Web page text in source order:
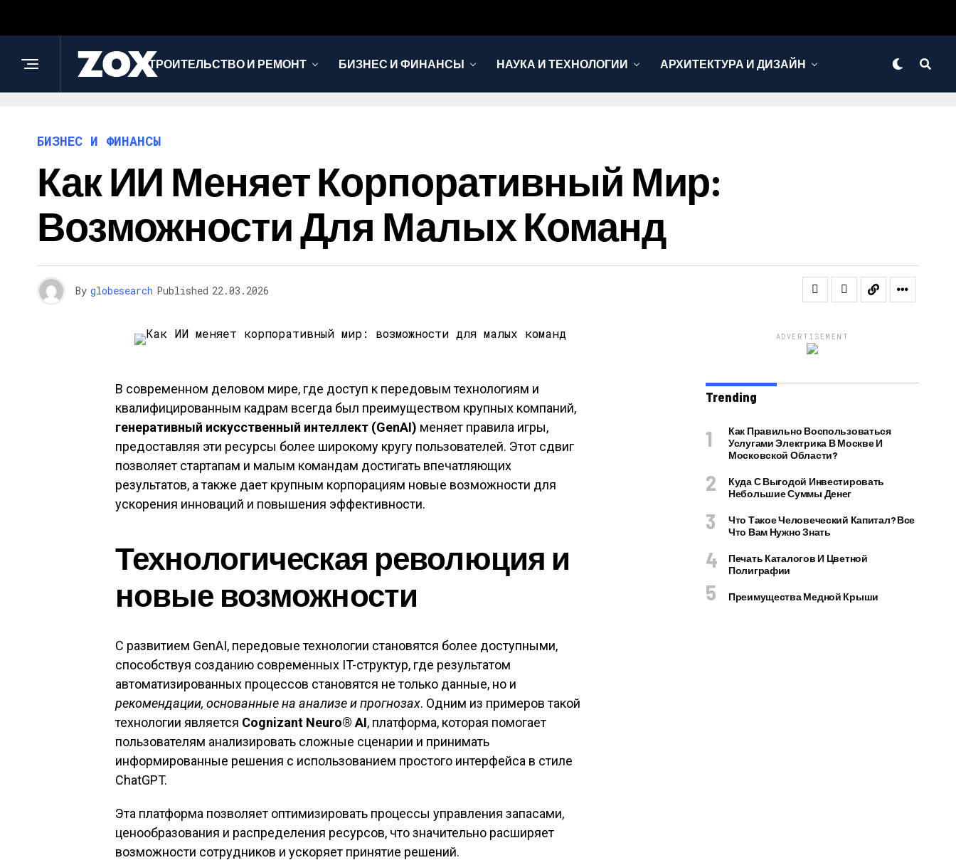
СТРОИТЕЛЬСТВО И РЕМОНТ БИЗНЕС И ФИНАНСЫ НАУКА И ТЕХНОЛОГИИ АРХИТЕКТУРА И ДИЗАЙН
БИЗНЕС И ФИНАНСЫ
Как ИИ Меняет Корпоративный Мир:
Возможности Для Малых Команд
By globesearch Published 22.03.2026
В современном деловом мире, где доступ к передовым технологиям и
квалифицированным кадрам всегда был преимуществом крупных компаний,
генеративный искусственный интеллект (GenAI) меняет правила игры,
предоставляя эти ресурсы более широкому кругу пользователей. Этот сдвиг
позволяет стартапам и малым командам достигать впечатляющих
результатов, а также дает крупным корпорациям новые возможности для
ускорения инноваций и повышения эффективности.
Технологическая революция и
новые возможности
С развитием GenAI, передовые технологии становятся более доступными,
способствуя созданию современных IT-структур, где результатом
автоматизированных процессов становятся не только данные, но и
рекомендации, основанные на анализе и прогнозах. Одним из примеров такой
технологии является Cognizant Neuro® AI, платформа, которая помогает
пользователям анализировать сложные сценарии и принимать
информированные решения с использованием простого интерфейса в стиле
ChatGPT.
Эта платформа позволяет оптимизировать процессы управления запасами,
ценообразования и распределения ресурсов, что значительно расширяет
возможности сотрудников и ускоряет принятие решений.
ADVERTISEMENT
Trending
Как Правильно Воспользоваться
Услугами Электрика В Москве И
Московской Области?
Куда С Выгодой Инвестировать
Небольшие Суммы Денег
Что Такое Человеческий Капитал? Все
Что Вам Нужно Знать
Печать Каталогов И Цветной
Полиграфии
Преимущества Медной Крыши